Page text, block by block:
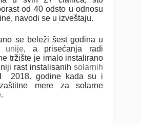
od 40 odsto u odnosu
navodi se u izveštaju.
se beleži šest godina u
unije, a prisećanja radi
tržište je imalo instalirano
rast instalisanihsolarnih
2018. godine kada su i
mere za solarne